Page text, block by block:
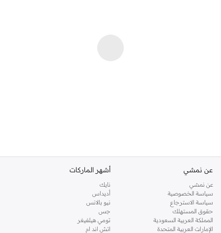
عن نمشي
عن نمشي
سياسة الخصوصية
سياسة الاسترجاع
حقوق المستهلك
المملكة العربية السعودية
الإمارات العربية المتحدة
أشهر الماركات
نايك
أديداس
نيو بالانس
جس
تومي هيلفيغر
اتش اند ام